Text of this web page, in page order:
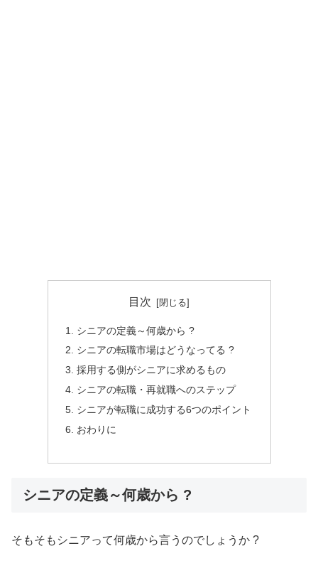
目次
シニアの定義～何歳から ?
シニアの転職市場はどうなってる ?
採用する側がシニアに求めるもの
シニアの転職・再就職へのステップ
シニアが転職に成功する6つのポイント
おわりに
シニアの定義～何歳から ?
そもそもシニアって何歳から言うのでしょうか ?